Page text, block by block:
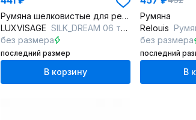
Румяна шелковистые для рельефа лица и акцентов
LUXVISAGE SILK_DREAM 06 темный персик
без размера
последний размер
В корзину
Румяна
Relouis Румяна
без размера
последний
В